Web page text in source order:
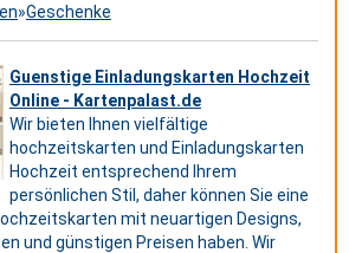
»Geschenke
Guenstige Einladungskarten Hochzeit
Online - Kartenpalast.de
Wir bieten Ihnen vielfältige
hochzeitskarten und Einladungskarten
Hochzeit entsprechend Ihrem
persönlichen Stil, daher können Sie eine
mit neuartigen Designs,
und günstigen Preisen haben. Wir